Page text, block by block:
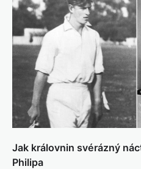
Jak královnin svérázný
Philipa